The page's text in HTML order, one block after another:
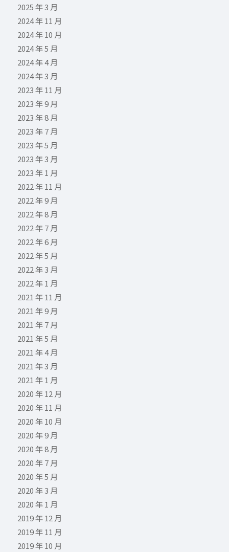
2025 年 3 月
2024 年 11 月
2024 年 10 月
2024 年 5 月
2024 年 4 月
2024 年 3 月
2023 年 11 月
2023 年 9 月
2023 年 8 月
2023 年 7 月
2023 年 5 月
2023 年 3 月
2023 年 1 月
2022 年 11 月
2022 年 9 月
2022 年 8 月
2022 年 7 月
2022 年 6 月
2022 年 5 月
2022 年 3 月
2022 年 1 月
2021 年 11 月
2021 年 9 月
2021 年 7 月
2021 年 5 月
2021 年 4 月
2021 年 3 月
2021 年 1 月
2020 年 12 月
2020 年 11 月
2020 年 10 月
2020 年 9 月
2020 年 8 月
2020 年 7 月
2020 年 5 月
2020 年 3 月
2020 年 1 月
2019 年 12 月
2019 年 11 月
2019 年 10 月